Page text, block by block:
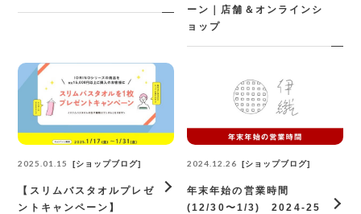
ーン｜店舗＆オンラインシ
ョップ
2025.01.15 ショップブログ
【スリムバスタオルプレゼ
ントキャンペーン】
2024.12.26 ショップブログ
年末年始の営業時間
(12/30〜1/3) 2024-25